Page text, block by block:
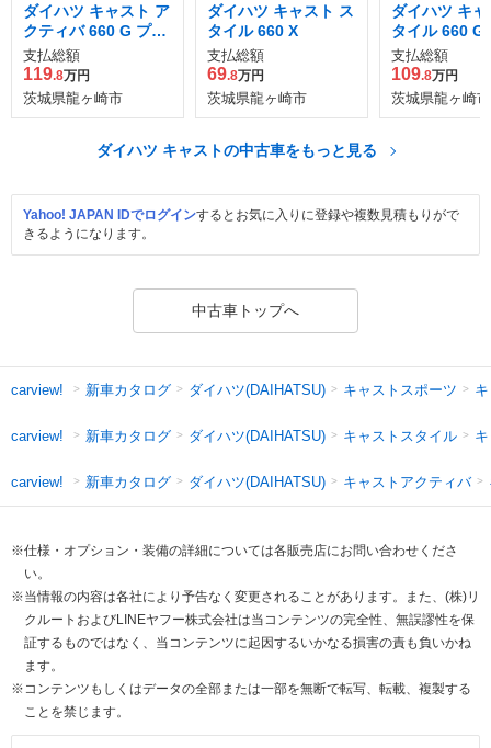
ダイハツ キャスト ア
クティバ 660 G プラ
イムコレクション SA
III
支払総額
119.8万円
茨城県龍ヶ崎市
ダイハツ キャスト ス
タイル 660 X
支払総額
69.8万円
茨城県龍ヶ崎市
ダイハツ キ
タイル 660 G
支払総額
109.8万円
茨城県龍ヶ崎市
ダイハツ キャストの中古車をもっと見る
Yahoo! JAPAN IDでログインするとお気に入りに登録や複数見積もりがで
きるようになります。
中古車トップへ
carview! 新車カタログ ダイハツ(DAIHATSU) キャストスポーツ
carview! 新車カタログ ダイハツ(DAIHATSU) キャストスタイル
carview! 新車カタログ ダイハツ(DAIHATSU) キャストアクティバ
※仕様・オプション・装備の詳細については各販売店にお問い合わせくださ
い。
※当情報の内容は各社により予告なく変更されることがあります。また、(株)リ
クルートおよびLINEヤフー株式会社は当コンテンツの完全性、無誤謬性を保
証するものではなく、当コンテンツに起因するいかなる損害の責も負いかね
ます。
※コンテンツもしくはデータの全部または一部を無断で転写、転載、複製する
ことを禁じます。